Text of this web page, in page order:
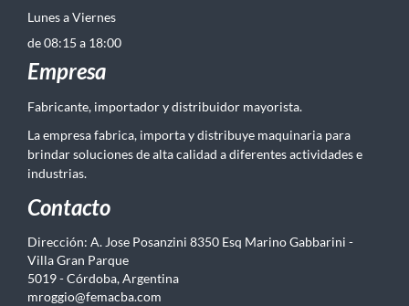
Lunes a Viernes
de 08:15 a 18:00
Empresa
Fabricante, importador y distribuidor mayorista.
La empresa fabrica, importa y distribuye maquinaria para
brindar soluciones de alta calidad a diferentes actividades e
industrias.
Contacto
Dirección: A. Jose Posanzini 8350 Esq Marino Gabbarini -
Villa Gran Parque
5019 - Córdoba, Argentina
mroggio@femacba.com